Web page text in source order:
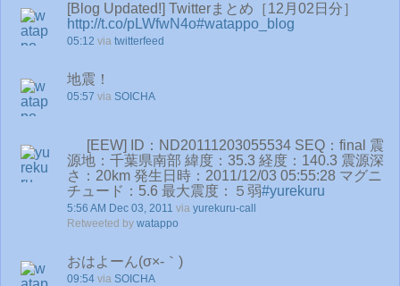
[Blog Updated!] Twitterまとめ［12月02日分］
http://t.co/pLWfwN4o#watappo_blog
05:12 via twitterfeed
地震！
05:57 via SOICHA
[EEW] ID：ND20111203055534 SEQ：final 震
源地：千葉県南部 緯度：35.3 経度：140.3 震源深
さ：20km 発生日時：2011/12/03 05:55:28 マグニ
チュード：5.6 最大震度：５弱#yurekuru
5:56 AM Dec 03, 2011 via yurekuru-call
Retweeted by watappo
おはよーん(σ×-｀)
09:54 via SOICHA